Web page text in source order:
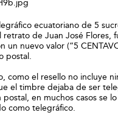
ecuatoriano de 5
retrato de Juan José Flores,
un nuevo valor (”5
postal.
como el resello no incluye
el timbre dejaba de ser
postal, en muchos casos se
como telegráfico.